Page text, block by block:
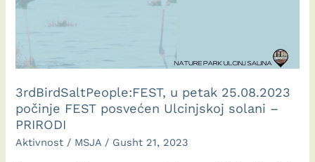
3rdBirdSaltPeople:FEST, u petak 25.08.2023
počinje FEST posvećen Ulcinjskoj solani –
PRIRODI
Aktivnost / MSJA / Gusht 21, 2023